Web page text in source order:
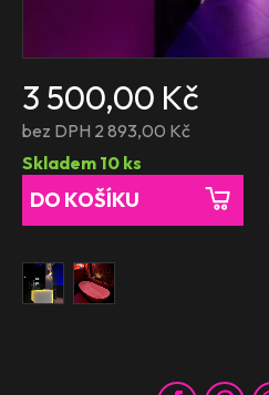
3 500,00 Kč
bez DPH 2 893,00 Kč
Skladem 10 ks
DO KOŠÍKU